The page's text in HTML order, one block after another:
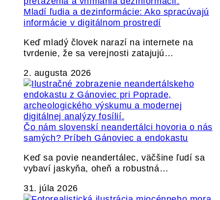
Mladí ľudia a dezinformácie: Ako spracúvajú
informácie v digitálnom prostredí
Keď mladý človek narazí na internete na
tvrdenie, že sa verejnosti zatajujú…
2. augusta 2026
Čo nám slovenskí neandertálci hovoria o nás
samých? Príbeh Gánoviec a endokastu
Keď sa povie neandertálec, väčšine ľudí sa
vybaví jaskyňa, oheň a robustná…
31. júla 2026